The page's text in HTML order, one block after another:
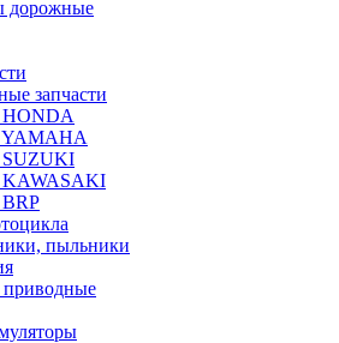
дорожные
запчасти
пыльники